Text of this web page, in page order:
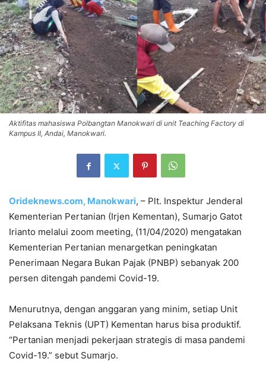
Aktifitas mahasiswa Polbangtan Manokwari di unit Teaching Factory di
Kampus II, Andai, Manokwari.
Orideknews.com, Manokwari, – Plt. Inspektur Jenderal
Kementerian Pertanian (Irjen Kementan), Sumarjo Gatot
Irianto melalui zoom meeting, (11/04/2020) mengatakan
Kementerian Pertanian menargetkan peningkatan
Penerimaan Negara Bukan Pajak (PNBP) sebanyak 200
persen ditengah pandemi Covid-19.
Menurutnya, dengan anggaran yang minim, setiap Unit
Pelaksana Teknis (UPT) Kementan harus bisa produktif.
“Pertanian menjadi pekerjaan strategis di masa pandemi
Covid-19.” sebut Sumarjo.